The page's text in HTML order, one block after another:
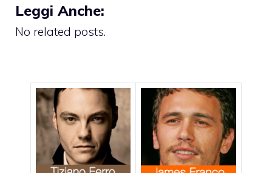
Leggi Anche:
No related posts.